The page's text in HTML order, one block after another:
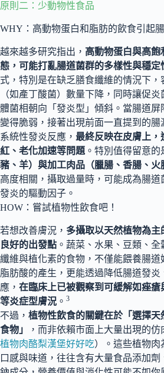
原則二：少動物性食品
WHY：高動物蛋白和脂肪的飲食引起
越來越多研究指出， 高動物蛋白與高飽
態，可能打亂腸道菌群的多樣性與穩定
式，特別是在缺乏膳食纖維的情況下，
（如產丁酸菌）數量下降，同時讓促
體菌相朝向「發炎型」傾斜。當腸道屏
變得脆弱，接著出現前面一直提到的腸
系統性發炎反應， 最終反映在皮膚上，
紅、老化加速等問題 。特別值得留意的
豬、羊）與加工肉品（臘腸、香腸、火
高度相關，攝取過量時，可能成為腸道
發炎的驅動因子。
HOW：嘗試植物性飲食吧！
若想改善膚況， 多攝取以天然植物為主
良好的出發點 。蔬菜、水果、豆類、
纖維與植化素的食物，不僅能餵養腸道
脂肪酸的產生，更能透過降低腸道發炎
應， 在臨床上已被觀察到可緩解如痤瘡
等炎症型膚況 。 3
不過， 植物性飲食的關鍵在於「選擇天
食物」
，而非依賴市面上大量出現的仿
植物肉酪梨漢堡好好吃）。這些植物肉
口感與味道，往往含有大量食品添加劑